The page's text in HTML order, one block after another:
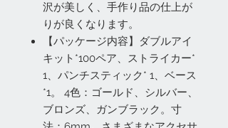
沢が美しく、手作り品の仕上が
りが良くなります。
【パッケージ内容】ダブルアイ
キット*100ペア、ストライカー*
1、パンチスティック* 1、ベース
*1。 4色：ゴールド、シルバー、
ブロンズ、ガンブラック。寸